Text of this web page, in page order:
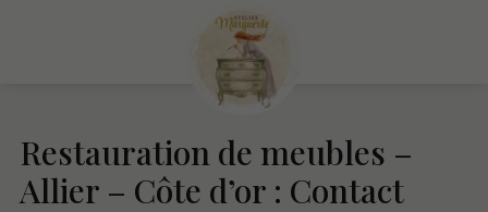
Restauration de meubles –
Allier – Côte d’or : Contact